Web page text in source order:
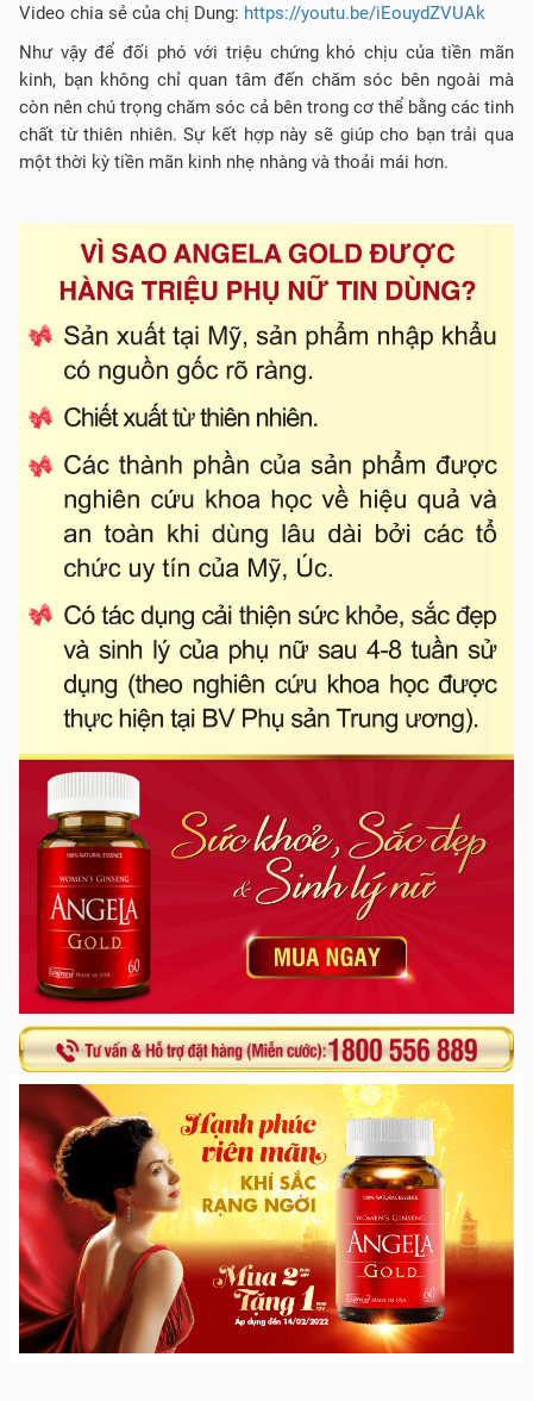
Video chia sẻ của chị Dung: https://youtu.be/iEouydZVUAk
Như vậy để đối phó với triệu chứng khó chịu của tiền mãn
kinh, bạn không chỉ quan tâm đến chăm sóc bên ngoài mà
còn nên chú trọng chăm sóc cả bên trong cơ thể bằng các tinh
chất từ thiên nhiên. Sự kết hợp này sẽ giúp cho bạn trải qua
một thời kỳ tiền mãn kinh nhẹ nhàng và thoải mái hơn.